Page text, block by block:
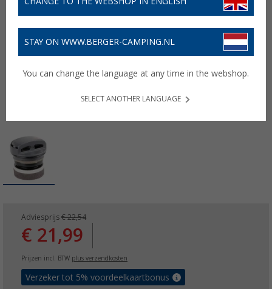
Adviesprijs € 22,54
€ 21,99
Prijzen incl. BTW plus verzendkosten
Verzeker tot 5% voordeelkaartbonus
STAY ON WWW.BERGER-CAMPING.NL
You can change the language at any time in the webshop.
SELECT ANOTHER LANGUAGE